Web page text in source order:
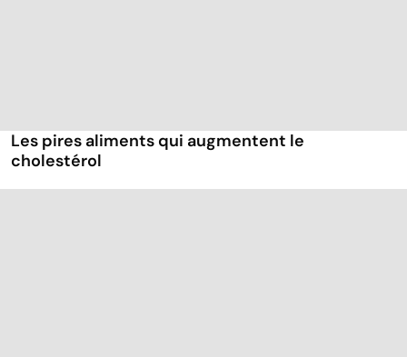
Les pires aliments qui augmentent le
cholestérol